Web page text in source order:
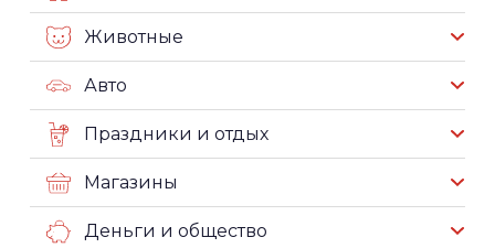
Животные
Авто
Праздники и отдых
Магазины
Деньги и общество